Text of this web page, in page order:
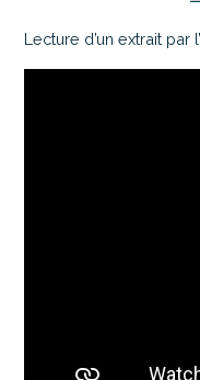
Lecture d’un extrait par